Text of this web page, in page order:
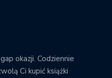
okazji. Codziennie
Ci kupić książki